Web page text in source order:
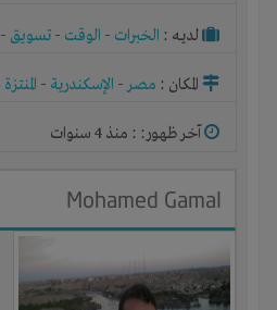
لديـه : الخبرات - الوقت - تسويق -
المكان : مصر- الإسكندرية - المنتزة
آخر ظهور: : منذ 4 سنوات
Mohamed Gamal